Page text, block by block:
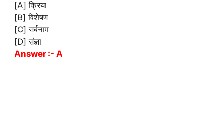
[A] क्रिया
[B] विशेषण
[C] सर्वनाम
[D] संज्ञा
Answer :- A